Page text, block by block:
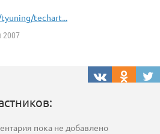
techart...
2007
пока не добавлено